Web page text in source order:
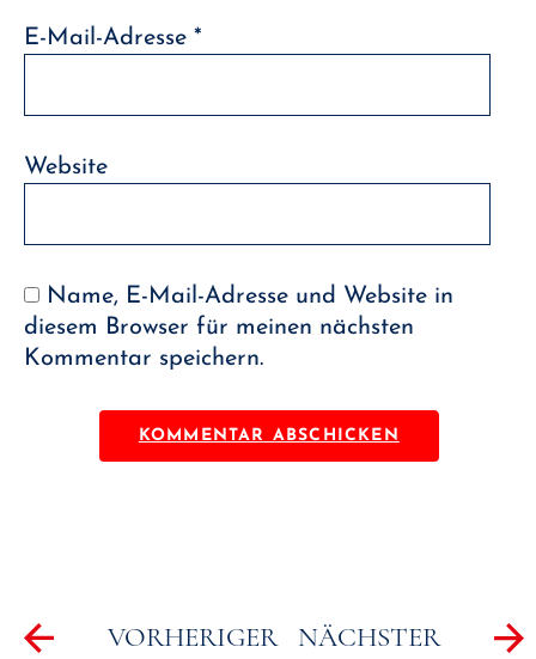
E-Mail-Adresse *
Website
Name, E-Mail-Adresse und Website in
diesem Browser für meinen nächsten
Kommentar speichern.
Beitragsnavigation
VORHERIGER
NÄCHSTER